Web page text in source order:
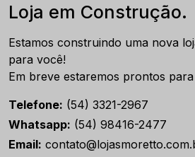
Loja em Construção.
Estamos construindo uma nova
para você!
Em breve estaremos prontos
Telefone: (54) 3321-2967
Whatsapp: (54) 98416-2477
Email: